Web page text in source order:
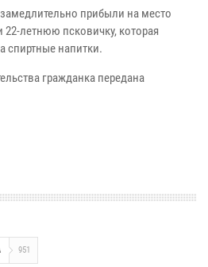
прибыли на место
летнюю псковичку, которая
спиртные напитки.
гражданка передана
951